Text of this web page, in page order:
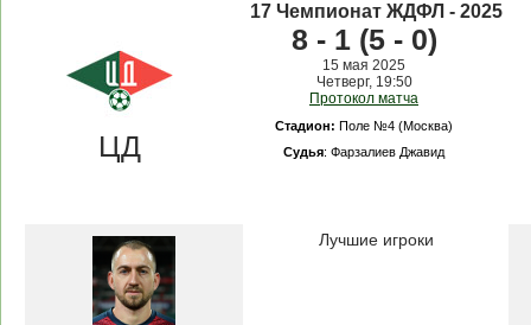
17 Чемпионат ЖДФЛ - 2025
ЦД
8 - 1 (5 - 0)
15 мая 2025
Четверг, 19:50
Протокол матча
Стадион: Поле №4 (Москва)
Cудья: Фарзалиев Джавид
Лучшие игроки